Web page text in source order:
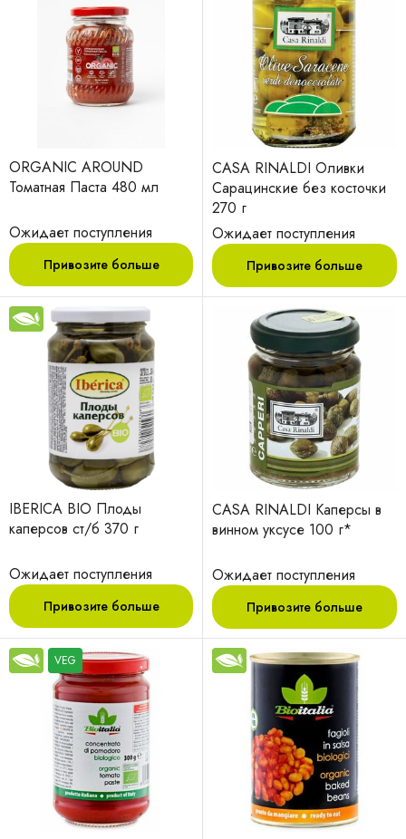
ORGANIC AROUND
Томатная Паста 480 мл
Ожидает поступления
Привозите больше
CASA RINALDI Оливки
Сарацинские без косточки
270 г
Ожидает поступления
Привозите больше
IBERICA BIO Плоды
каперсов ст/б 370 г
Ожидает поступления
Привозите больше
CASA RINALDI Каперсы в
винном уксусе 100 г*
Ожидает поступления
Привозите больше
VEG